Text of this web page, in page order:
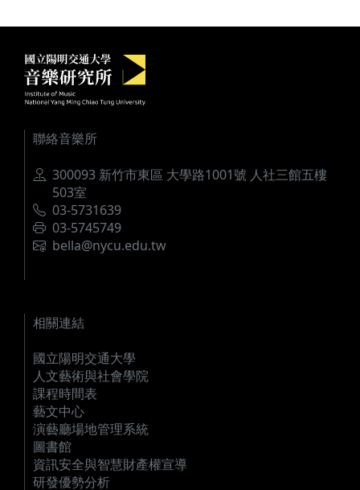
國立陽明交通大學音樂研究所
聯絡音樂所
地址
300093 新竹市東區 大學路1001號 人社三館五樓
503室
電話
03-5731639
傳真
03-5745749
電郵
bella@nycu.edu.tw
相關連結
國立陽明交通大學
人文藝術與社會學院
課程時間表
藝文中心
演藝廳場地管理系統
圖書館
資訊安全與智慧財產權宣導
研發優勢分析